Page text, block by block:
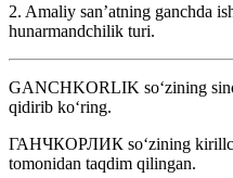
2. Amaliy sanʼatning ganchda
hunarmandchilik turi.
GANCHKORLIK so‘zining
qidirib ko‘ring.
ГАНЧКОРЛИК so‘zining
tomonidan taqdim qilingan.